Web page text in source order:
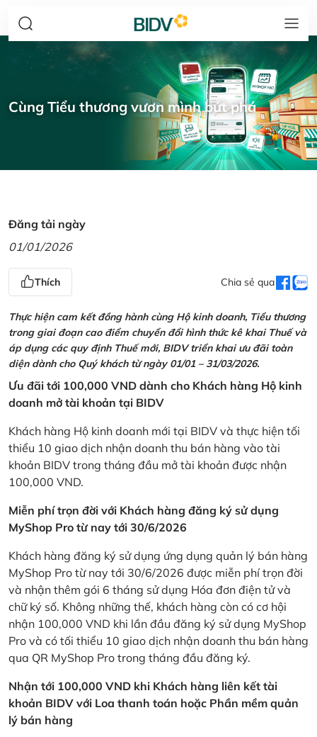
Cùng Tiểu thương vươn mình bứt phá
Đăng tải ngày
01/01/2026
Thích Chia sẻ qua
Thực hiện cam kết đồng hành cùng Hộ kinh doanh, Tiểu thương
trong giai đoạn cao điểm chuyển đổi hình thức kê khai Thuế và
áp dụng các quy định Thuế mới, BIDV triển khai ưu đãi toàn
diện dành cho Quý khách từ ngày 01/01 – 31/03/2026.
Ưu đãi tới 100,000 VND dành cho Khách hàng Hộ kinh
doanh mở tài khoản tại BIDV
Khách hàng Hộ kinh doanh mới tại BIDV và thực hiện tối
thiểu 10 giao dịch nhận doanh thu bán hàng vào tài
khoản BIDV trong tháng đầu mở tài khoản được nhận
100,000 VND.
Miễn phí trọn đời với Khách hàng đăng ký sử dụng
MyShop Pro từ nay tới 30/6/2026
Khách hàng đăng ký sử dụng ứng dụng quản lý bán hàng
MyShop Pro từ nay tới 30/6/2026 được miễn phí trọn đời
và nhận thêm gói 6 tháng sử dụng Hóa đơn điện tử và
chữ ký số. Không những thế, khách hàng còn có cơ hội
nhận 100,000 VND khi lần đầu đăng ký sử dụng MyShop
Pro và có tối thiểu 10 giao dịch nhận doanh thu bán hàng
qua QR MyShop Pro trong tháng đầu đăng ký.
Nhận tới 100,000 VND khi Khách hàng liên kết tài
khoản BIDV với Loa thanh toán hoặc Phần mềm quản
lý bán hàng